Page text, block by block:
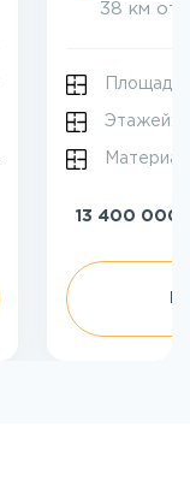
38 км
Площадь
Этажей:
13 400 000